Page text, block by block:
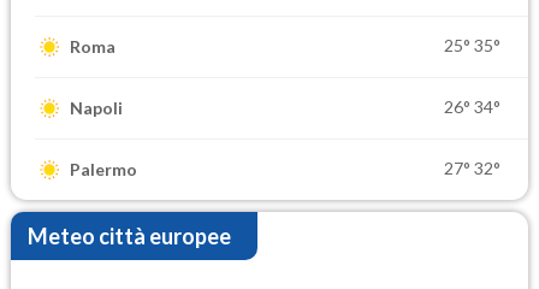
Roma 25° 35°
Napoli 26° 34°
Palermo 27° 32°
Meteo città europee